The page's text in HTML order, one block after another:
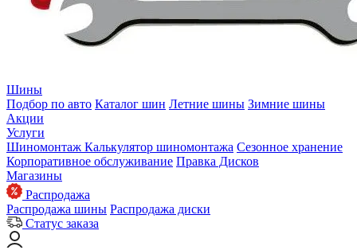
Шины
Подбор по авто Каталог шин Летние шины Зимние шины
Акции
Услуги
Шиномонтаж Калькулятор шиномонтажа Сезонное хранение
Корпоративное обслуживание Правка Дисков
Магазины
Распродажа
Распродажа шины Распродажа диски
Статус заказа